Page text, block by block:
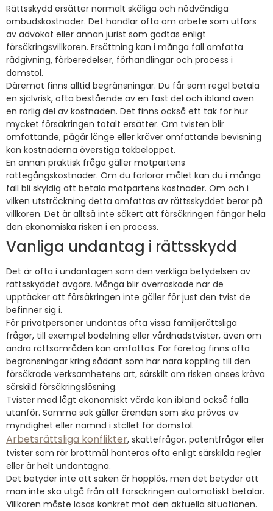
Rättsskydd ersätter normalt skäliga och nödvändiga
ombudskostnader. Det handlar ofta om arbete som utförs
av advokat eller annan jurist som godtas enligt
försäkringsvillkoren. Ersättning kan i många fall omfatta
rådgivning, förberedelser, förhandlingar och process i
domstol.
Däremot finns alltid begränsningar. Du får som regel betala
en självrisk, ofta bestående av en fast del och ibland även
en rörlig del av kostnaden. Det finns också ett tak för hur
mycket försäkringen totalt ersätter. Om tvisten blir
omfattande, pågår länge eller kräver omfattande bevisning
kan kostnaderna överstiga takbeloppet.
En annan praktisk fråga gäller motpartens
rättegångskostnader. Om du förlorar målet kan du i många
fall bli skyldig att betala motpartens kostnader. Om och i
vilken utsträckning detta omfattas av rättsskyddet beror på
villkoren. Det är alltså inte säkert att försäkringen fångar hela
den ekonomiska risken i en process.
Vanliga undantag i rättsskydd
Det är ofta i undantagen som den verkliga betydelsen av
rättsskyddet avgörs. Många blir överraskade när de
upptäcker att försäkringen inte gäller för just den tvist de
befinner sig i.
För privatpersoner undantas ofta vissa familjerättsliga
frågor, till exempel bodelning eller vårdnadstvister, även om
andra rättsområden kan omfattas. För företag finns ofta
begränsningar kring sådant som har nära koppling till den
försäkrade verksamhetens art, särskilt om risken anses kräva
särskild försäkringslösning.
Tvister med lågt ekonomiskt värde kan ibland också falla
utanför. Samma sak gäller ärenden som ska prövas av
myndighet eller nämnd i stället för domstol.
Arbetsrättsliga konflikter, skattefrågor, patentfrågor eller
tvister som rör brottmål hanteras ofta enligt särskilda regler
eller är helt undantagna.
Det betyder inte att saken är hopplös, men det betyder att
man inte ska utgå från att försäkringen automatiskt betalar.
Villkoren måste läsas konkret mot den aktuella situationen.